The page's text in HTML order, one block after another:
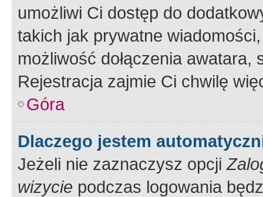
umożliwi Ci dostęp do
takich jak prywatne
możliwość dołączenia
Rejestracja zajmie Ci chwilę
Góra
Dlaczego jestem
Jeżeli nie zaznaczysz opcji
wizycie podczas logowania